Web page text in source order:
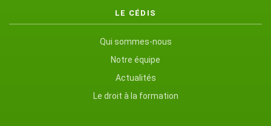
LE CÉDIS
Qui sommes-nous
Notre équipe
Actualités
Le droit à la formation